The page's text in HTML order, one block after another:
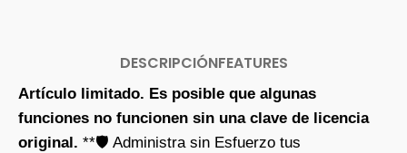
DESCRIPCIÓNFEATURES
Artículo limitado. Es posible que algunas
funciones no funcionen sin una clave de licencia
original. **🛡️ Administra sin Esfuerzo tus